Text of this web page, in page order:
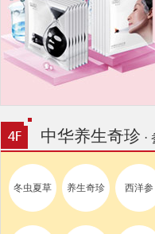
中华养生奇珍 ·
冬虫夏草 养生奇珍 西洋参